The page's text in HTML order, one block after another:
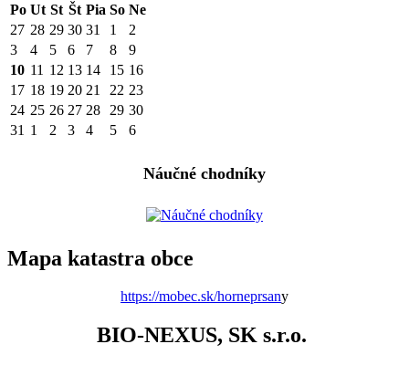
Po Ut St Št Pia So Ne
27 28 29 30 31 1
2
3
4 5 6 7 8
9
10 11 12 13 14 15 16
17 18 19 20 21 22 23
24 25 26 27 28 29 30
31 1 2 3 4 5 6
Náučné chodníky
Mapa katastra obce
https://mobec.sk/horneprsany
BIO-NEXUS, SK s.r.o.